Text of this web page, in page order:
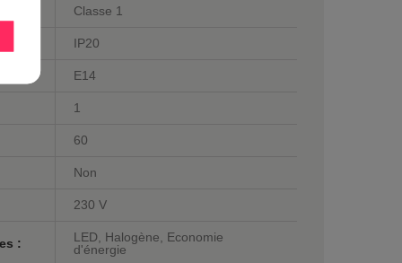
Classe 1
IP20
E14
1
60
Non
230 V
:
LED, Halogène, Economie
d'énergie